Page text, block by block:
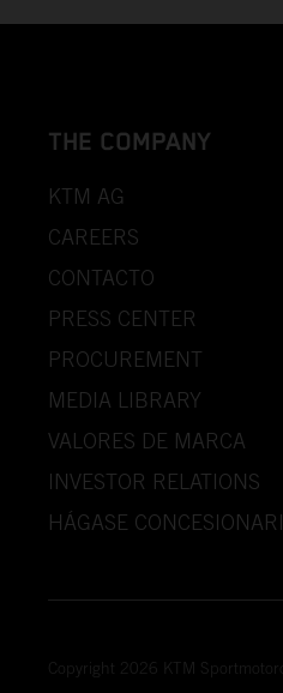
THE COMPANY
KTM AG
CAREERS
CONTACTO
PRESS CENTER
PROCUREMENT
MEDIA LIBRARY
VALORES DE MARCA
INVESTOR RELATIONS
HÁGASE
Copyright 2026 KTM